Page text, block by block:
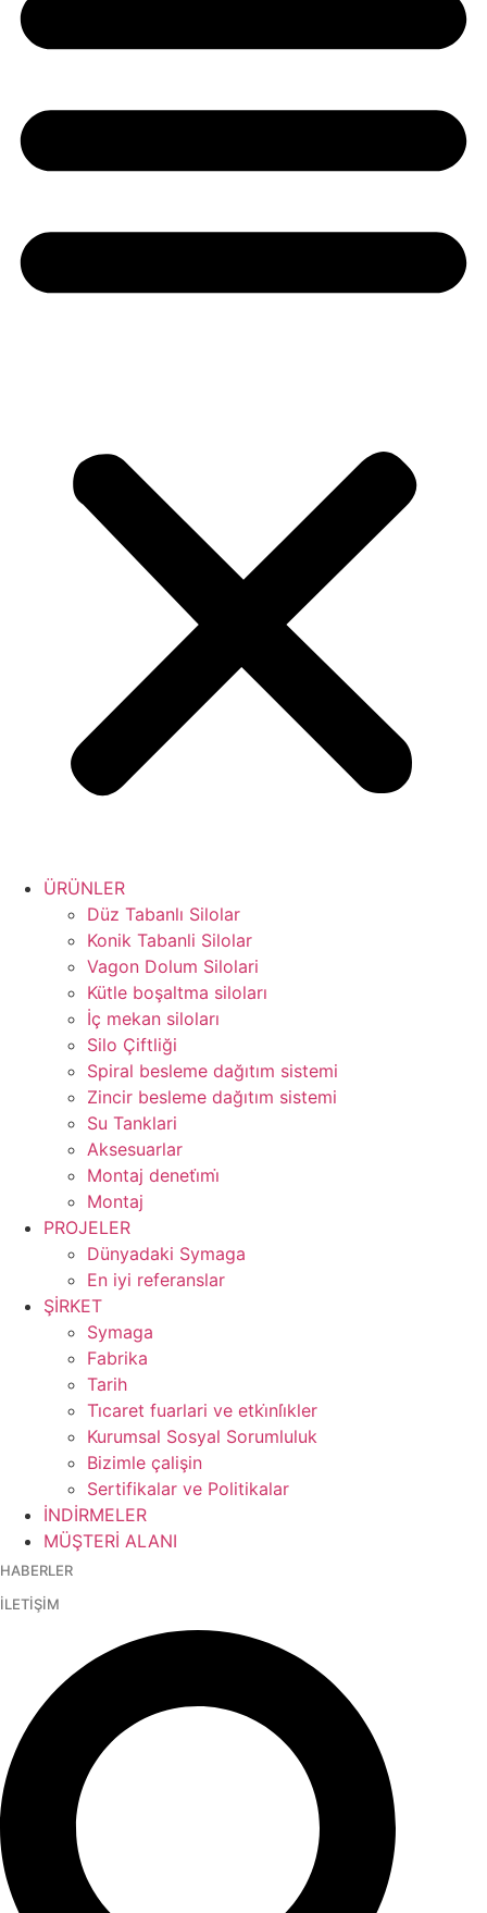
ÜRÜNLER
Düz Tabanlı Silolar
Konik Tabanli Silolar
Vagon Dolum Silolari
Kütle boşaltma siloları
İç mekan siloları
Silo Çiftliği
Spiral besleme dağıtım sistemi
Zincir besleme dağıtım sistemi
Su Tanklari
Aksesuarlar
Montaj deneti̇mi̇
Montaj
PROJELER
Dünyadaki Symaga
En iyi referanslar
ŞİRKET
Symaga
Fabrika
Tarih
Ti̇caret fuarlari ve etki̇nli̇kler
Kurumsal Sosyal Sorumluluk
Bizimle çalişin
Sertifikalar ve Politikalar
İNDİRMELER
MÜŞTERİ ALANI
HABERLER
İLETİŞİM